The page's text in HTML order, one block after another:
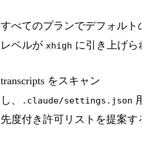
すべてのプランでデフォルト
レベルが xhigh に引き上げら
transcripts をスキャン
し、
.claude/settings.json
先度付き許可リストを提案す